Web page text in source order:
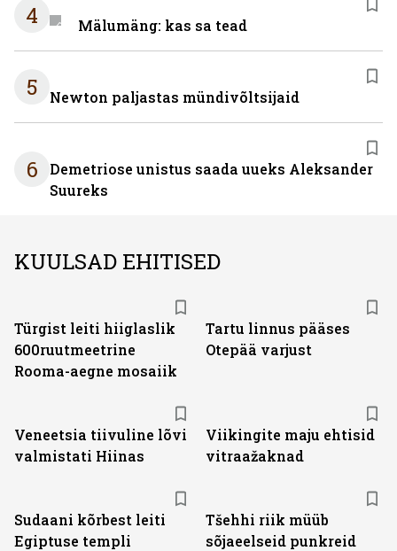
4 Mälumäng: kas sa tead
5 Newton paljastas mündivõltsijaid
6
Demetriose unistus saada uueks Aleksander
Suureks
KUULSAD EHITISED
Türgist leiti hiiglaslik
600ruutmeetrine
Rooma-aegne mosaiik
Tartu linnus pääses
Otepää varjust
Veneetsia tiivuline lõvi
valmistati Hiinas
Viikingite maju ehtisid
vitraažaknad
Sudaani kõrbest leiti
Egiptuse templi
Tšehhi riik müüb
sõjaeelseid punkreid